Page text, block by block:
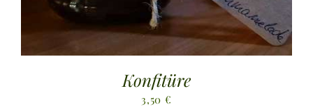
Konfitüre
3,50€